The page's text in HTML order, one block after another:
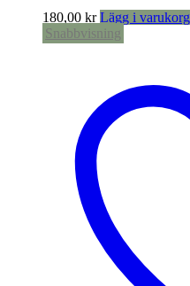
180,00 kr Lägg i varukorg
Snabbvisning